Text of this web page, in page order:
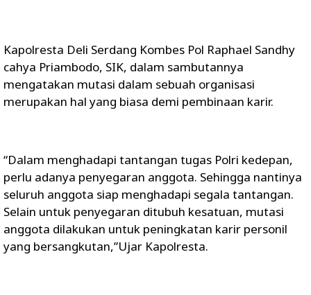
Kapolresta Deli Serdang Kombes Pol Raphael Sandhy
cahya Priambodo, SIK, dalam sambutannya
mengatakan mutasi dalam sebuah organisasi
merupakan hal yang biasa demi pembinaan karir.
“Dalam menghadapi tantangan tugas Polri kedepan,
perlu adanya penyegaran anggota. Sehingga nantinya
seluruh anggota siap menghadapi segala tantangan.
Selain untuk penyegaran ditubuh kesatuan, mutasi
anggota dilakukan untuk peningkatan karir personil
yang bersangkutan,”Ujar Kapolresta.